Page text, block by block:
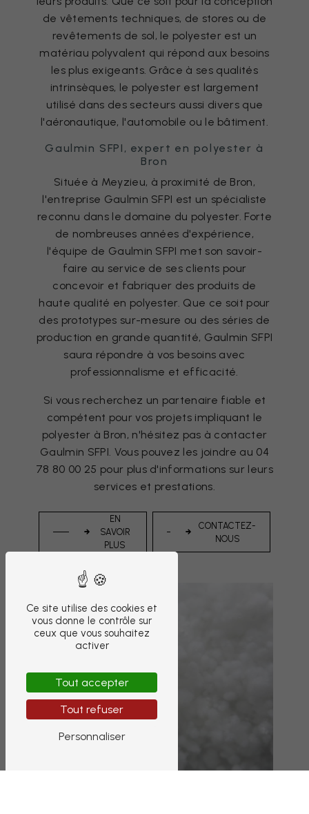
de vêtements techniques, de stores ou de
revêtements de sol, le polyester est un
matériau polyvalent qui répond aux besoins
les plus exigeants. Grâce à ses qualités
intrinsèques, le polyester est largement
utilisé dans des secteurs aussi divers que
l'aéronautique, l'automobile ou le bâtiment.
Gaulmin SFPI, expert en polyester à
Bron
Située à Meyzieu, à proximité de Bron,
l'entreprise Gaulmin SFPI est un spécialiste
reconnu dans le domaine du polyester. Forte
de nombreuses années d'expérience,
l'équipe de Gaulmin SFPI met son savoir-
faire au service de ses clients pour
concevoir et fabriquer des produits de
haute qualité en polyester. Que ce soit pour
des prototypes sur-mesure ou des séries de
production en grande quantité, Gaulmin SFPI
saura répondre à vos besoins avec
professionnalisme et efficacité.
Si vous recherchez un partenaire fiable et
compétent pour vos projets impliquant le
polyester à Bron, n'hésitez pas à contacter
Gaulmin SFPI. Vous pouvez les joindre au 04
78 80 00 25 pour plus d'informations sur leurs
services et prestations.
EN
SAVOIR
PLUS
CONTACTEZ-
NOUS
Ce site utilise des cookies et
vous donne le contrôle sur
ceux que vous souhaitez
activer
Tout accepter
Tout refuser
Personnaliser